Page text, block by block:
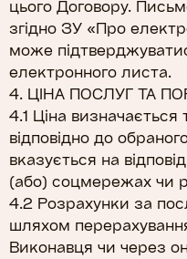
цього Договору.
згідно ЗУ «Про
може
електронного листа.
4. ЦІНА ПОСЛУГ ТА
4.1 Ціна визначається
відповідно до
вказується на
(або) соцмережах чи
4.2 Розрахунки за
шляхом
Виконавця чи через